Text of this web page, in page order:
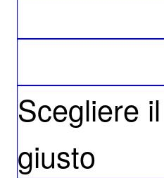
Scegliere
giusto